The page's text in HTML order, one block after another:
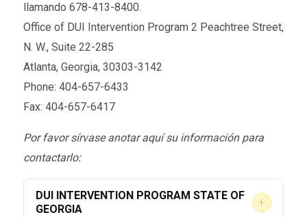
llamando 678-413-8400.
Office of DUI Intervention Program 2 Peachtree Street,
N. W., Suite 22-285
Atlanta, Georgia, 30303-3142
Phone: 404-657-6433
Fax: 404-657-6417
Por favor sírvase anotar aquí su información para
contactarlo:
DUI INTERVENTION PROGRAM STATE OF
GEORGIA
+